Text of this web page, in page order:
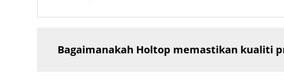
Bagaimanakah Holtop memastikan kualiti